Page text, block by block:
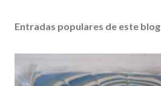
Entradas populares de este blog